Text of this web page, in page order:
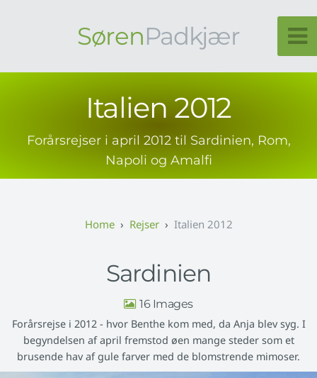
SørenPadkjær
Italien 2012
Forårsrejser i april 2012 til Sardinien, Rom,
Napoli og Amalfi
Rejser Italien 2012
Sardinien
16
Forårsrejse i 2012 - hvor Benthe kom med, da Anja blev syg. I
begyndelsen af april fremstod øen mange steder som et
brusende hav af gule farver med de blomstrende mimoser.